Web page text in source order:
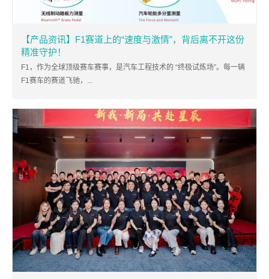
【产品资讯】F1赛道上的“速度与激情”，背后离不开这份
精准守护！
F1，作为全球顶级赛车赛事，是汽车工程技术的 “终极试炼场”。每一辆
F1赛车的赛道飞驰，...